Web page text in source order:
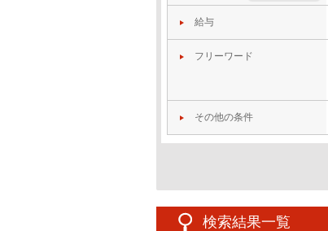
給与
フリーワード
その他の条件
検索結果一覧